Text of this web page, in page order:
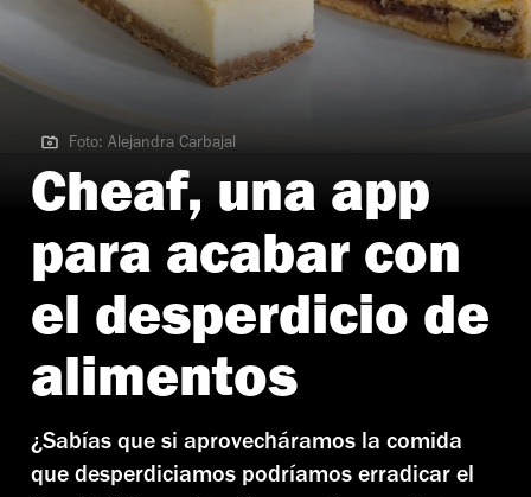
Foto: Alejandra Carbajal
Foto: Alejandra Carbajal
Cheaf, una app
para acabar con
el desperdicio de
alimentos
¿Sabías que si aprovecháramos la comida
que desperdiciamos podríamos erradicar el